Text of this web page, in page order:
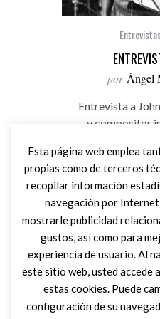
por Ángel
Entrevista a
y compositor
durante el
concierto en
de julio y
Esta página web emplea
propias como de terceros
recopilar información
navegación por
mostrarle publicidad
gustos, así como para
experiencia de usuario. Al
este sitio web, usted accede
estas cookies. Puede
configuración de su